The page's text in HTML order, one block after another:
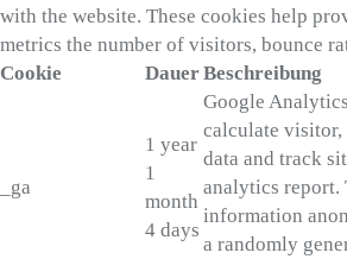
with the website. These cookies help
metrics the number of visitors, bounce
Cookie
DauerBeschreibung
_ga
1 year
1
month
4 days
Google
calculate visitor,
data and track
analytics report.
information
a randomly